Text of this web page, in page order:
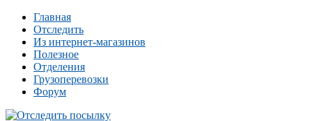
Главная
Отследить
Из интернет-магазинов
Полезное
Отделения
Грузоперевозки
Форум